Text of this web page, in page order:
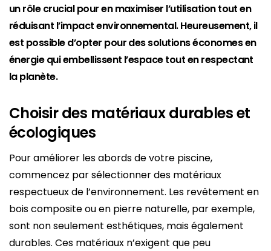
un rôle crucial pour en maximiser l’utilisation tout en
réduisant l’impact environnemental. Heureusement, il
est possible d’opter pour des solutions économes en
énergie qui embellissent l’espace tout en respectant
la planète.
Choisir des matériaux durables et
écologiques
Pour améliorer les abords de votre piscine,
commencez par sélectionner des matériaux
respectueux de l’environnement. Les revêtement en
bois composite ou en pierre naturelle, par exemple,
sont non seulement esthétiques, mais également
durables. Ces matériaux n’exigent que peu